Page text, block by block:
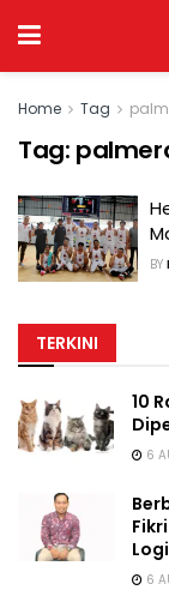
Home Tag
Tag:
BY
TERKINI
10
6
6